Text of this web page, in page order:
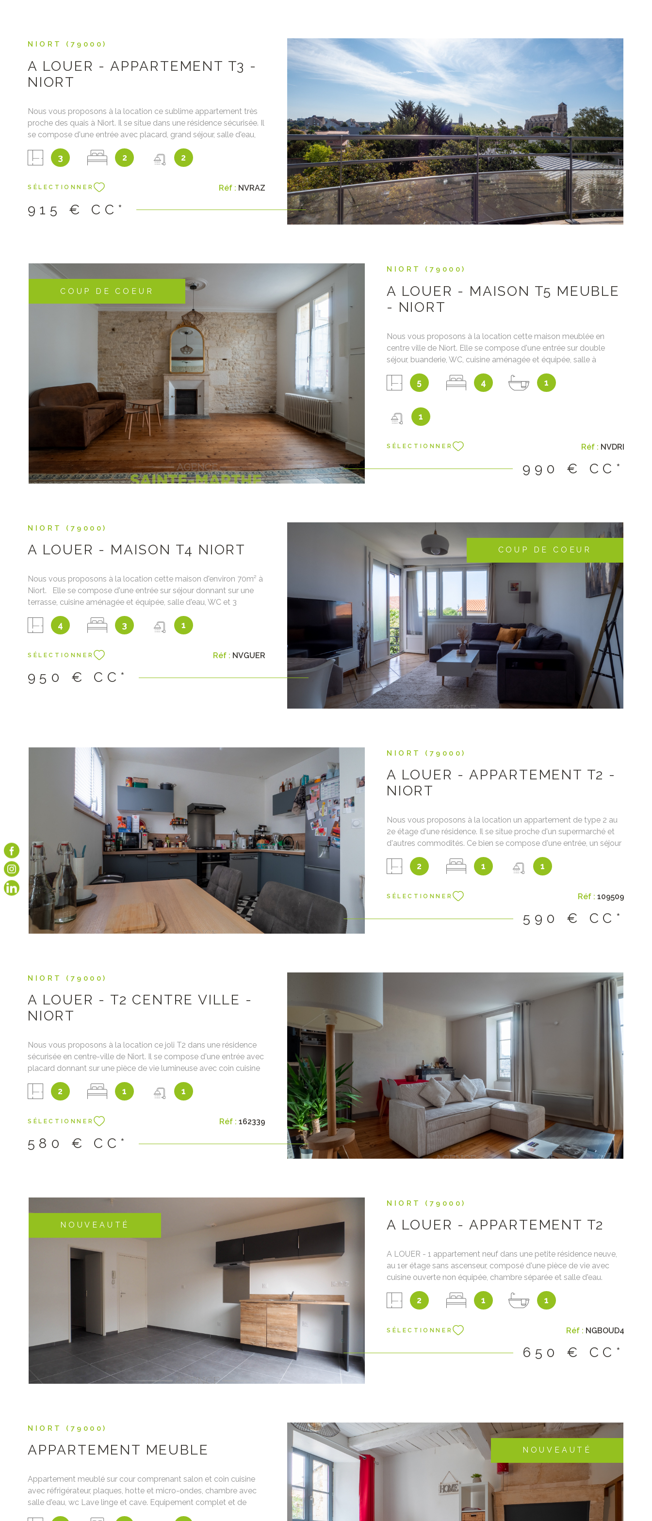
NIORT (79000)
A LOUER - APPARTEMENT T3 -
NIORT
Nous vous proposons à la location ce sublime appartement très
proche des quais à Niort. Il se situe dans une résidence sécurisée. Il
se compose d'une entrée avec placard, grand séjour, salle d'eau,
et salle d'eau. Des unités de climatisation sont installées dans le
séjour et dans la chambre. Cave et place de stationnement
privative. Disponible immédiatement. Loyer : 796€ + 119€ de
charges (Taxe d'ordures ménagères, charges de copropriété,
entretien des unités de climatisation) Dépôt de garantie : 796€
Honoraires de location : constitution du dossier, visite, bail et état
3 2 2
SÉLECTIONNER Réf : NVRAZ
915 € CC*
VOIR LE BIEN
NIORT (79000)
A LOUER - MAISON T5 MEUBLE
- NIORT
Nous vous proposons à la location cette maison meublée en
centre ville de Niort. Elle se compose d'une entrée sur double
séjour, buanderie, WC, cuisine aménagée et équipée, salle à
chambres avec grands placards, une salle d'eau avec 2 vasques et
un WC. Au dernier étage, un espace avec deux chambres et salle
de bain. La maison dispose d'une cave en sous sol ainsi que d'un
box garage à 200 m. Disponiblede suite Loyer : 960 € + 30€ de
Dépôt de garantie : 1920 € Honoraires de location : constitution du
dossier, visite, bail et état des lieux : 990€ dont 389€ pour l'état
5 4 1
1
SÉLECTIONNER Réf : NVDRI
990 € CC*
COUP DE COEUR
VOIR LE BIEN
NIORT (79000)
A LOUER - MAISON T4 NIORT
Nous vous proposons à la location cette maison d'environ 70m² à
Niort. Elle se compose d'une entrée sur séjour donnant sur une
terrasse, cuisine aménagée et équipée, salle d'eau, WC et 3
chambres avec placards. Garage, jardin et cave. Disponible à
partir du 15 aout 2026. Loyer : 925€ + 25€ de charges (Entretien
de la chaudière et taxe d'ordures ménagères) Dépôt de garantie :
925€ Honoraires de location : constitution du dossier, visite, bail et
état des lieux : 751€ dont 204€ pour l'état des lieux.
4 3 1
SÉLECTIONNER Réf : NVGUER
950 € CC*
COUP DE COEUR
VOIR LE BIEN
NIORT (79000)
A LOUER - APPARTEMENT T2 -
NIORT
Nous vous proposons à la location un appartement de type 2 au
2e étage d'une résidence. Il se situe proche d'un supermarché et
d'autres commodités. Ce bien se compose d'une entrée, un séjour
avec coin cuisne aménagée et équipée (four, plaque, hotte), une
salle d'eau avec WC et une chambre. Disponible
immédiatemment. Loyer : 532 € + 58 € de charges (charges de
copropriété, ordures ménagères & entretien de la chaudière)
Dépôt de garantie : 552 € Honoraires de location : constitution du
dossier, visite, bail et état des lieux : 572 € dont 156 € pour l'état
2 1 1
SÉLECTIONNER Réf : 109509
590 € CC*
VOIR LE BIEN
NIORT (79000)
A LOUER - T2 CENTRE VILLE -
NIORT
Nous vous proposons à la location ce joli T2 dans une résidence
sécurisée en centre-ville de Niort. Il se compose d'une entrée avec
placard donnant sur une pièce de vie lumineuse avec coin cuisine
équipée, une chambre avec placard et une salle d'eau avec WC.
Vous disposerez d' une place de stationnement dans un parking
sécurisé. Libre à partir du 1er novembre 2026. Loyer : 522€ + 58 €
de charges copro et ordures ménagères. Dépôt de garantie : 522€
Honoraires de location : constitution du dossier, visite, bail et état
des lieux : 470€ dont 128€ pour l'état des lieux.
2 1 1
SÉLECTIONNER Réf : 162339
580 € CC*
VOIR LE BIEN
NIORT (79000)
A LOUER - APPARTEMENT T2
A LOUER - 1 appartement neuf dans une petite résidence neuve,
au 1er étage sans ascenseur, composé d'une pièce de vie avec
cuisine ouverte non équipée, chambre séparée et salle d'eau.
Grande terrasse en bois. Environnement calme. Eau chaude
collective pompe à chaleur et chauffage collectif au sol.
Disponible à partir du 9 juin 2026. Loyer : 550€ + 100€ de charges
(eau froide et eau chaude, électricité) Dépôt de garantie 550€
Honoraires de location 374€ dont 102€ pour l'état des lieux
2 1 1
SÉLECTIONNER Réf : NGBOUD4
650 € CC*
NOUVEAUTÉ
NIORT (79000)
APPARTEMENT MEUBLE
Appartement meublé sur cour comprenant salon et coin cuisine
avec réfrigérateur, plaques, hotte et micro-ondes, chambre avec
salle d'eau, wc Lave linge et cave. Equipement complet et de
qualité . Les charges comprennent eau, ordures ménagères, entr
NOUVEAUTÉ